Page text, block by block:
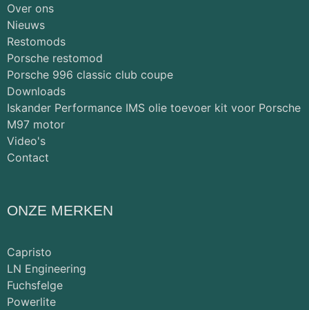
Over ons
Nieuws
Restomods
Porsche restomod
Porsche 996 classic club coupe
Downloads
Iskander Performance IMS olie toevoer kit voor Porsche
M97 motor
Video's
Contact
ONZE MERKEN
Capristo
LN Engineering
Fuchsfelge
Powerlite